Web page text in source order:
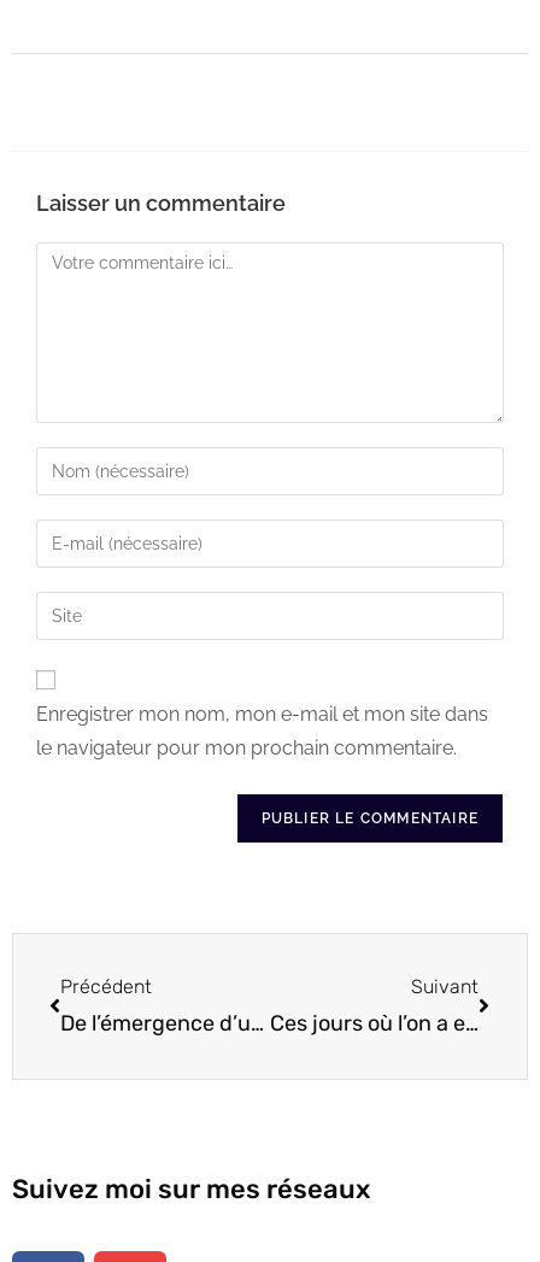
Laisser un commentaire
Enregistrer mon nom, mon e-mail et mon site dans
le navigateur pour mon prochain commentaire.
Précédent
De l’émergence d’une prise de conscience à l’émergence du mouvement
Suivant
Ces jours où l’on a envie de rien
Suivez moi sur mes réseaux